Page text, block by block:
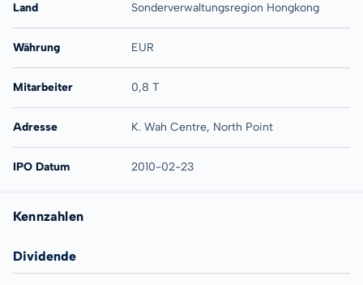
Land Sonderverwaltungsregion Hongkong
Währung EUR
Mitarbeiter 0,8 T
Adresse K. Wah Centre, North Point
IPO Datum 2010-02-23
Kennzahlen
Dividende